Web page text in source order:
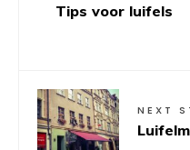
Tips voor luifels
NEXT